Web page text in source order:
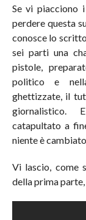
Se vi piacciono
perdere questa
conosce lo
sei parti una
pistole,
politico e
ghettizzate, il
giornalistico.
catapultato a
niente è
Vi lascio, come
della prima